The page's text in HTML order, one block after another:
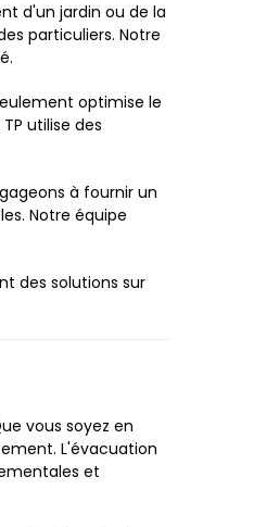
d'un jardin ou de la
particuliers. Notre
optimise le
utilise des
à fournir un
Notre équipe
des solutions sur
vous soyez en
L'évacuation
et